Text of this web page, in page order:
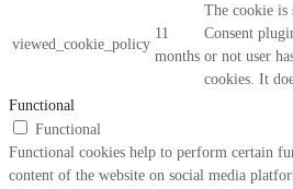
viewed_cookie_policy
11
months
The cookie is
Consent
or not user
cookies. It
Functional
Functional
Functional cookies help to perform certain
content of the website on social media